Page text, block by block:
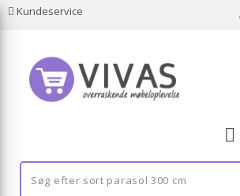
Kundeservice